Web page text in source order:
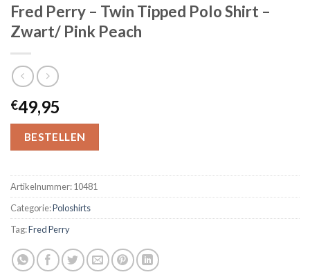
Fred Perry – Twin Tipped Polo Shirt –
Zwart/ Pink Peach
€49,95
BESTELLEN
Artikelnummer:10481
Categorie:Poloshirts
Tag:Fred Perry